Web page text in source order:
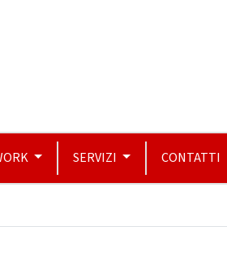
SERVIZI CONTATTI